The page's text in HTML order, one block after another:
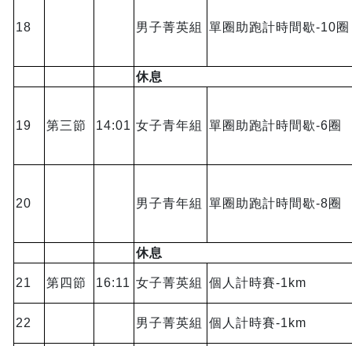
18 男子菁英組 單圈助跑計時間歇-10圈
休息
19 第三節 14:01 女子青年組 單圈助跑計時間歇-6圈
20 男子青年組 單圈助跑計時間歇-8圈
休息
21 第四節 16:11 女子菁英組 個人計時賽-1km
22 男子菁英組 個人計時賽-1km